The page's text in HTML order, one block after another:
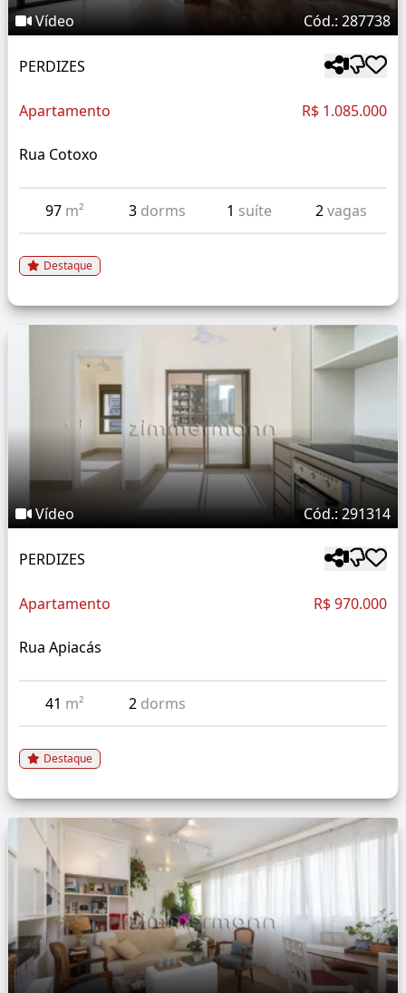
Vídeo Cód.: 287738
PERDIZES
Apartamento R$ 1.085.000
Rua Cotoxo
97 m² 3 dorms 1 suíte 2vagas
Destaque
Vídeo Cód.: 291314
PERDIZES
Apartamento R$ 970.000
Rua Apiacás
41 m² 2 dorms
Destaque